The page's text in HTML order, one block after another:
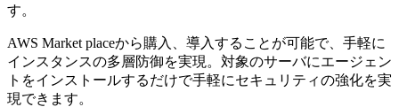
す。
AWS Market placeから購入、導入することが可能で、手軽に
インスタンスの多層防御を実現。対象のサーバにエージェン
トをインストールするだけで手軽にセキュリティの強化を実
現できます。